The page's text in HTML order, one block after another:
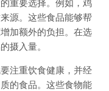
重要选择。例如，鸡
源。这些食品能够帮
加额外的负担。在选
摄入量。
注重饮食健康，并经
的食品。这些食物能